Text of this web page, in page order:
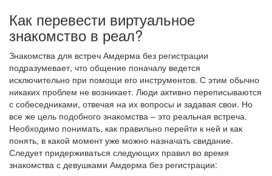
Как перевести виртуальное
знакомство в реал?
Знакомства для встреч Амдерма без регистрации
подразумевает, что общение поначалу ведется
исключительно при помощи его инструментов. С этим обычно
никаких проблем не возникает. Люди активно переписываются
с собеседниками, отвечая на их вопросы и задавая свои. Но
все же цель подобного знакомства – это реальная встреча.
Необходимо понимать, как правильно перейти к ней и как
понять, в какой момент уже можно назначать свидание.
Следует придерживаться следующих правил во время
знакомства с девушками Амдерма без регистрации: